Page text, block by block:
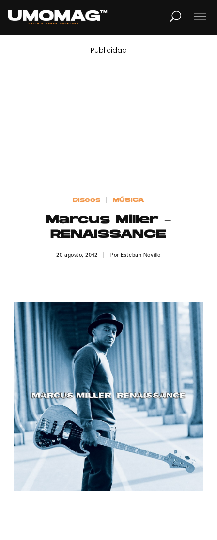
LIFESTYLE
DERECHOS RESERVADOS.
Publicidad
Discos MÚSICA
Marcus Miller –
RENAISSANCE
20 agosto, 2012 PorEsteban Novillo